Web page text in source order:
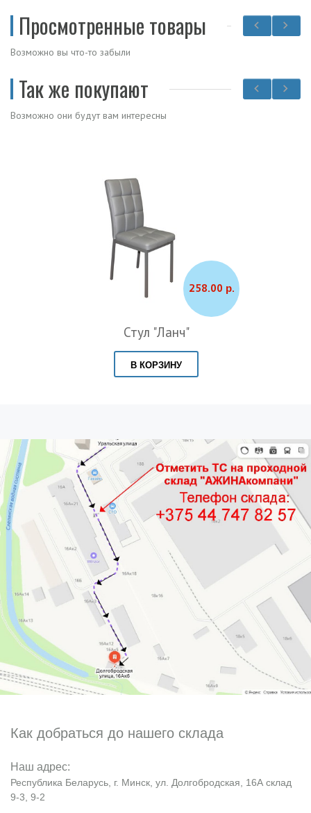
Просмотренные товары
Возможно вы что-то забыли
Так же покупают
Возможно они будут вам интересны
258.00 р.
Стул "Ланч"
В КОРЗИНУ
Как добраться до нашего склада
Наш адрес:
Республика Беларусь, г. Минск, ул. Долгобродская, 16А склад
9-3, 9-2